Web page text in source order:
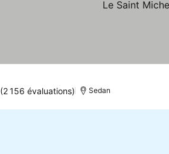
(2 156 évaluations) Sedan